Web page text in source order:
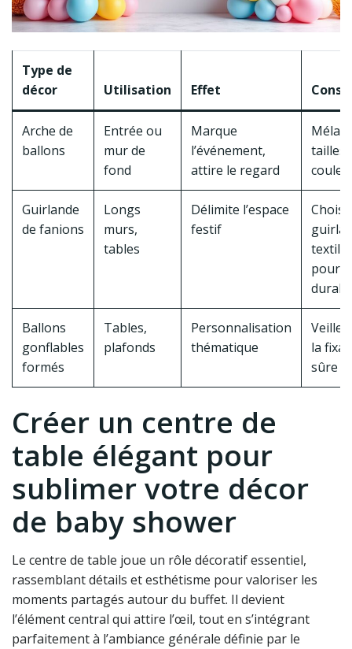
Type de
décor
Utilisation Effet
Arche de
ballons
Entrée ou
mur de
fond
Marque
l’événement,
attire le regard
tailles
Guirlande
de fanions
Longs
murs,
tables
Délimite l’espace
festif
Choisir
textile
pour
Ballons
gonflables
formés
Tables,
plafonds
Personnalisation
thématique
Veiller
la
sûre
Créer un centre de
table élégant pour
sublimer votre décor
de baby shower
Le centre de table joue un rôle décoratif essentiel,
rassemblant détails et esthétisme pour valoriser les
moments partagés autour du buffet. Il devient
l’élément central qui attire l’œil, tout en s’intégrant
parfaitement à l’ambiance générale définie par le